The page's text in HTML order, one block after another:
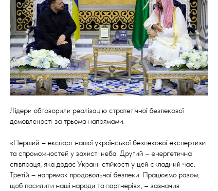
Лідери обговорили реалізацію стратегічної безпекової
домовленості за трьома напрямами.
«Перший – експорт нашої української безпекової експертизи
та спроможностей у захисті неба. Другий – енергетична
співпраця, яка додає Україні стійкості у цей складний час.
Третій – напрямок продовольчої безпеки. Працюємо разом,
щоб посилити наші народи та партнерів», – зазначив